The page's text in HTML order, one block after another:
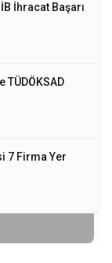
İhracat Başarı
TÜDÖKSAD
7 Firma Yer